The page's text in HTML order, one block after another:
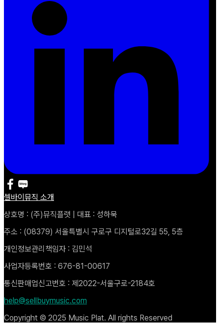
셀바이뮤직 소개
상호명 : (주)뮤직플랫 | 대표 : 성하묵
주소 : (08379) 서울특별시 구로구 디지털로32길 55, 5층
개인정보관리책임자 : 김민석
사업자등록번호 : 676-81-00617
통신판매업신고번호 : 제2022-서울구로-2184호
help@sellbuymusic.com
Copyright © 2025 Music Plat. All rights Reserved